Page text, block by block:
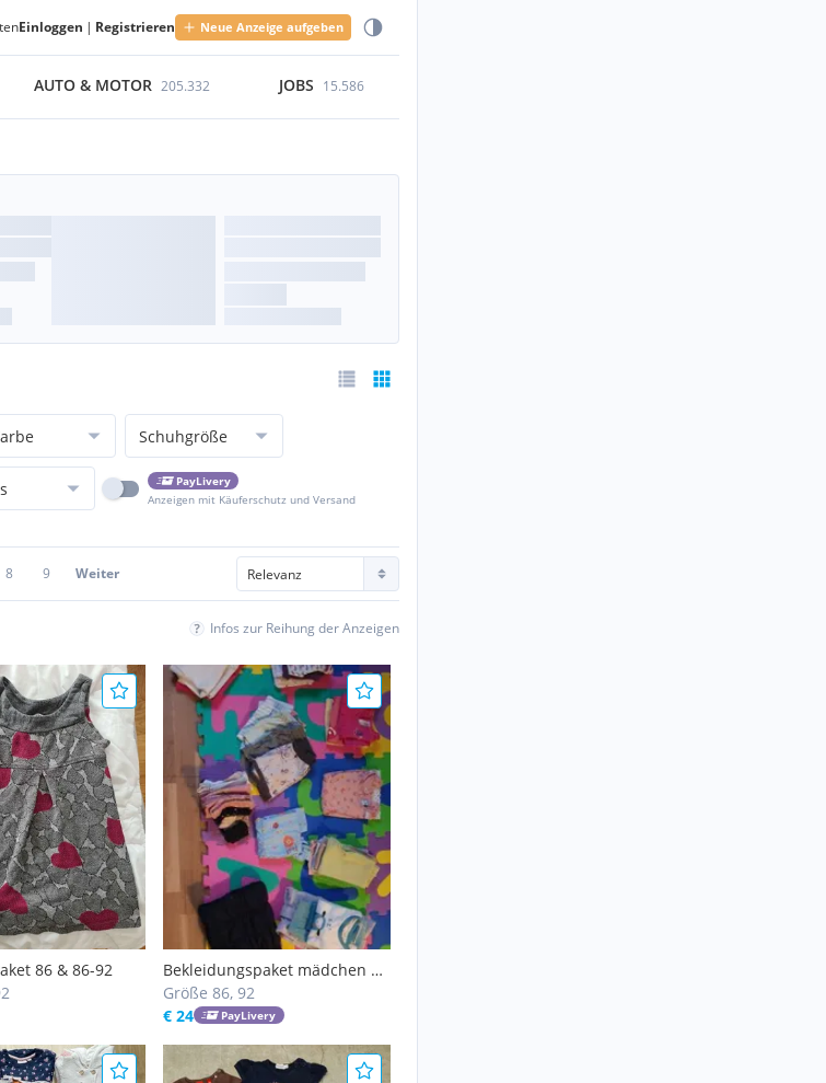
Einloggen | Registrieren Neue Anzeige aufgeben
AUTO & MOTOR 205.332 JOBS 15.586
Schuhgröße
PayLivery
Anzeigen mit Käuferschutz und Versand
8 9 Weiter
Infos zur Reihung der Anzeigen
86 & 86-92
Bekleidungspaket mädchen 86
und 86/92
Größe 86, 92
€ 24
PayLivery